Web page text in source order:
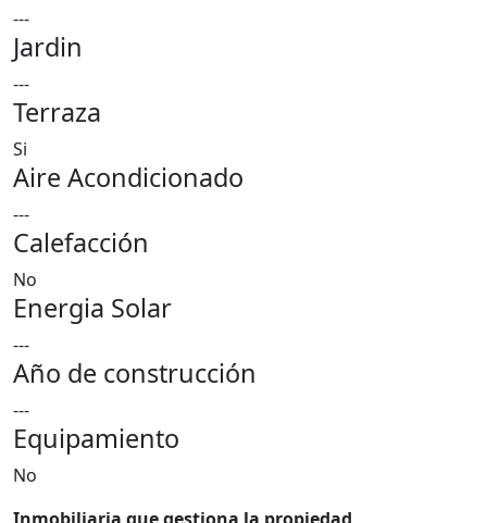
---
Jardin
---
Terraza
Si
Aire Acondicionado
---
Calefacción
No
Energia Solar
---
Año de construcción
---
Equipamiento
No